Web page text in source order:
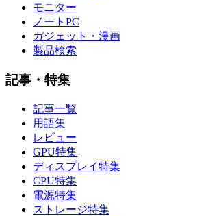
モニター
ノートPC
ガジェット・漫画
製品検索
記事・特集
記事一覧
用語集
レビュー
GPU特集
ディスプレイ特集
CPU特集
電源特集
ストレージ特集